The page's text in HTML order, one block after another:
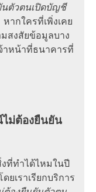
นตัวตนเปิดบัญชี
ากใครที่เพิ่งเคย
สงสัยข้อมูลบาง
าหน้าที่ธนาคารที่
ไม่ต้องยืนยัน
ที่ทำได้ไหมในปี
ยเราเรียกบริการ